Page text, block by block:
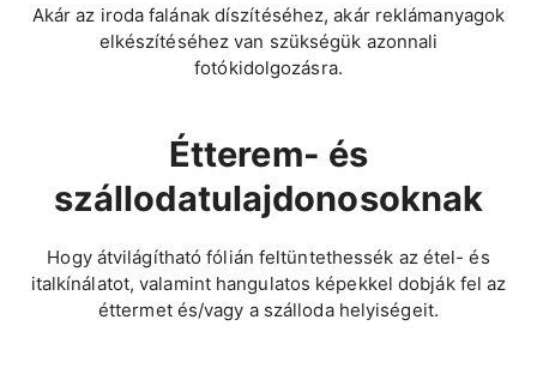
Akár az iroda falának díszítéséhez, akár reklámanyagok
elkészítéséhez van szükségük azonnali
fotókidolgozásra.
Étterem- és
szállodatulajdonosoknak
Hogy átvilágítható fólián feltüntethessék az étel- és
italkínálatot, valamint hangulatos képekkel dobják fel az
éttermet és/vagy a szálloda helyiségeit.